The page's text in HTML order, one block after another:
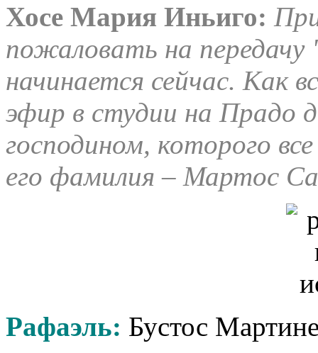
Хосе Мария Иньиго:
пожаловать на
начинается сейчас. Как
эфир в студии на Прадо
господином, которого
его фамилия – Мартос
Рафаэль: Бустос